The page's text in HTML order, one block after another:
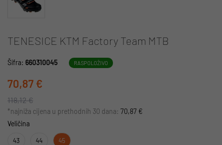
TENESICE KTM Factory Team MTB
Šifra: 660310045 RASPOLOŽIVO
70,87 €
118,12 €
*najniža cijena u prethodnih 30 dana: 70,87 €
Veličina
43 44 45